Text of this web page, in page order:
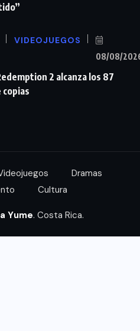
VIDEOJUEGOS
08/08/
2 alcanza los 87
copias
Dramas
Cultura
Yume. Costa Rica.